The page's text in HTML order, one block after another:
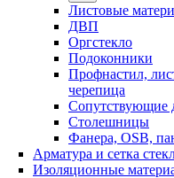
Листовые
ДВП
Оргстекло
Подоконники
Профнастил,
черепица
Сопутствующие
Столешницы
Фанера, OSB,
Арматура и сетка
Изоляционные